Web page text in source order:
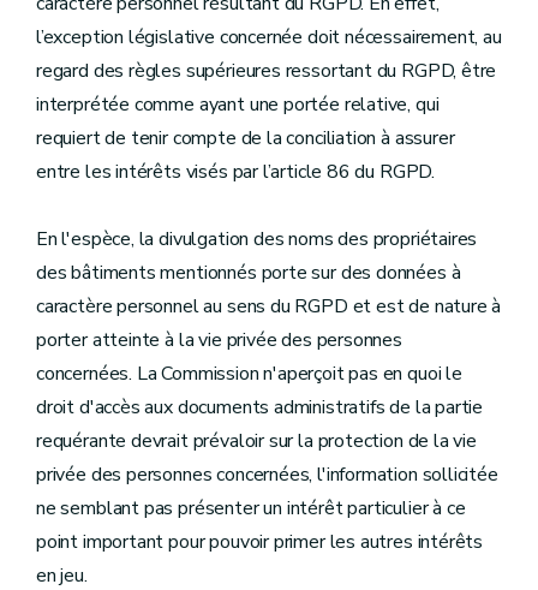
l’exception législative concernée doit nécessairement, au
regard des règles supérieures ressortant du RGPD, être
interprétée comme ayant une portée relative, qui
requiert de tenir compte de la conciliation à assurer
entre les intérêts visés par l’article 86 du RGPD.
En l'espèce, la divulgation des noms des propriétaires
des bâtiments mentionnés porte sur des données à
caractère personnel au sens du RGPD et est de nature à
porter atteinte à la vie privée des personnes
concernées. La Commission n'aperçoit pas en quoi le
droit d'accès aux documents administratifs de la partie
requérante devrait prévaloir sur la protection de la vie
privée des personnes concernées, l'information sollicitée
ne semblant pas présenter un intérêt particulier à ce
point important pour pouvoir primer les autres intérêts
en jeu.